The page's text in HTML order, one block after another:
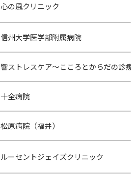
心の風クリニック
信州大学医学部附属病院
響ストレスケア～こころとからだの診療
十全病院
松原病院（福井）
ルーセントジェイズクリニック